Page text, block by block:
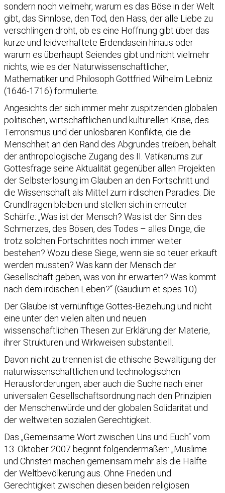
sondern noch vielmehr, warum es das Böse in der Welt
gibt, das Sinnlose, den Tod, den Hass, der alle Liebe zu
verschlingen droht, ob es eine Hoffnung gibt über das
kurze und leidverhaftete Erdendasein hinaus oder
warum es überhaupt Seiendes gibt und nicht vielmehr
nichts, wie es der Naturwissenschaftlicher,
Mathematiker und Philosoph Gottfried Wilhelm Leibniz
(1646-1716) formulierte.
Angesichts der sich immer mehr zuspitzenden globalen
politischen, wirtschaftlichen und kulturellen Krise, des
Terrorismus und der unlösbaren Konflikte, die die
Menschheit an den Rand des Abgrundes treiben, behält
der anthropologische Zugang des II. Vatikanums zur
Gottesfrage seine Aktualität gegenüber allen Projekten
der Selbsterlösung im Glauben an den Fortschritt und
die Wissenschaft als Mittel zum irdischen Paradies. Die
Grundfragen bleiben und stellen sich in erneuter
Schärfe: „Was ist der Mensch? Was ist der Sinn des
Schmerzes, des Bösen, des Todes – alles Dinge, die
trotz solchen Fortschrittes noch immer weiter
bestehen? Wozu diese Siege, wenn sie so teuer erkauft
werden mussten? Was kann der Mensch der
Gesellschaft geben, was von ihr erwarten? Was kommt
nach dem irdischen Leben?“ (Gaudium et spes 10).
Der Glaube ist vernünftige Gottes-Beziehung und nicht
eine unter den vielen alten und neuen
wissenschaftlichen Thesen zur Erklärung der Materie,
ihrer Strukturen und Wirkweisen substantiell.
Davon nicht zu trennen ist die ethische Bewältigung der
naturwissenschaftlichen und technologischen
Herausforderungen, aber auch die Suche nach einer
universalen Gesellschaftsordnung nach den Prinzipien
der Menschenwürde und der globalen Solidarität und
der weltweiten sozialen Gerechtigkeit.
Das „Gemeinsame Wort zwischen Uns und Euch“ vom
13. Oktober 2007 beginnt folgendermaßen: „Muslime
und Christen machen gemeinsam mehr als die Hälfte
der Weltbevölkerung aus. Ohne Frieden und
Gerechtigkeit zwischen diesen beiden religiösen